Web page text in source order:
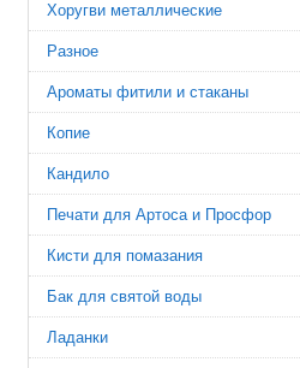
Хоругви металлические
Разное
Ароматы фитили и стаканы
Копие
Кандило
Печати для Артоса и Просфор
Кисти для помазания
Бак для святой воды
Ладанки